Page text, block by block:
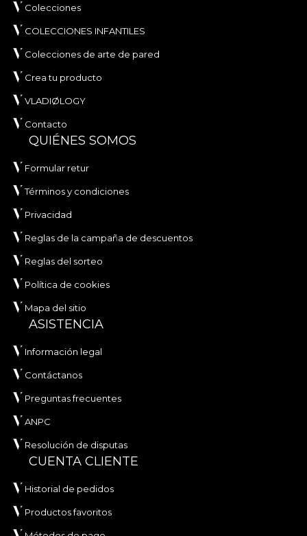
Colecciones
COLECCIONES INFANTILES
Colecciones de arte de pared
Crea tu producto
VLADIØLOGY
Contacto
QUIÉNES SOMOS
Formular retur
Términos y condiciones
Privacidad
Reglas de la campaña de descuentos
Reglas del sorteo
Política de cookies
Mapa del sitio
ASISTENCIA
Información legal
Contáctanos
Preguntas frecuentes
ANPC
Resolución de disputas
CUENTA CLIENTE
Historial de pedidos
Productos favoritos